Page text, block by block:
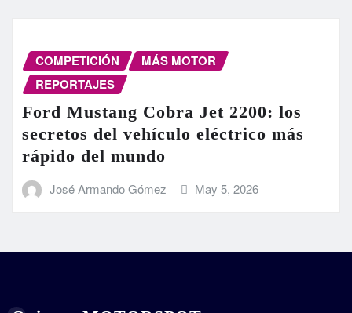
COMPETICIÓN
MÁS MOTOR
REPORTAJES
Ford Mustang Cobra Jet 2200: los
secretos del vehículo eléctrico más
rápido del mundo
José Armando Gómez May 5, 2026